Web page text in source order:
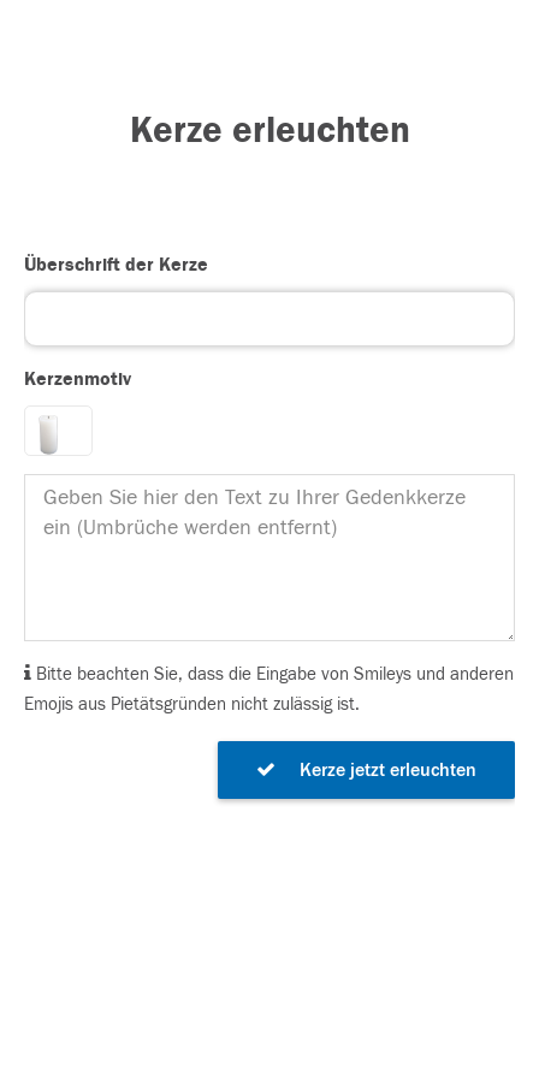
Kerze erleuchten
Überschrift der Kerze
Kerzenmotiv
Bitte beachten Sie, dass die Eingabe von Smileys und anderen
Emojis aus Pietätsgründen nicht zulässig ist.
Kerze jetzt erleuchten